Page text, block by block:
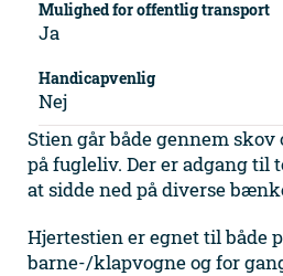
Mulighed for offentlig transport
Ja
Handicapvenlig
Nej
Stien går både gennem skov
på fugleliv. Der er adgang til
at sidde ned på diverse
Hjertestien er egnet til både
barne-/klapvogne og for